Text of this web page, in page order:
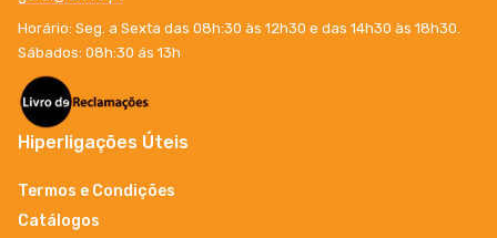
Horário: Seg. a Sexta das 08h:30 às 12h30 e das 14h30 às 18h30.
Sábados: 08h:30 ás 13h
Hiperligações Úteis
Termos e Condições
Catálogos